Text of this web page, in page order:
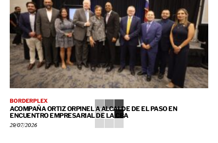
BORDERPLEX
ACOMPAÑA ORTIZ ORPINEL A ALCALDE DE EL PASO EN
ENCUENTRO EMPRESARIAL DE LA CBA
29/07/2026